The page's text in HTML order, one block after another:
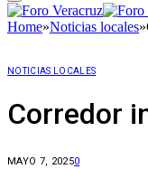
Home»Noticias locales»
NOTICIAS LOCALES
Corredor
MAYO 7, 20250